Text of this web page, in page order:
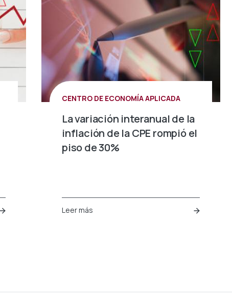
CENTRO DE ECONOMÍA APLICADA
La variación interanual de la
inflación de la CPE rompió el
piso de 30%
Leer más